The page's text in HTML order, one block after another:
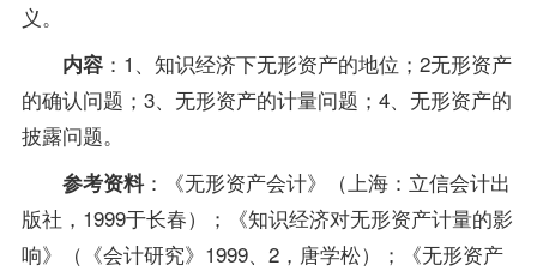
义。
内容：1、知识经济下无形资产的地位；2无形资产
的确认问题；3、无形资产的计量问题；4、无形资产的
披露问题。
参考资料：《无形资产会计》（上海：立信会计出
版社，1999于长春）；《知识经济对无形资产计量的影
响》（《会计研究》1999、2，唐学松）；《无形资产